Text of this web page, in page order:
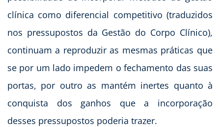
clínica como diferencial competitivo (traduzidos
nos pressupostos da Gestão do Corpo Clínico),
continuam a reproduzir as mesmas práticas que
se por um lado impedem o fechamento das suas
portas, por outro as mantém inertes quanto à
conquista dos ganhos que a incorporação
desses pressupostos poderia trazer.